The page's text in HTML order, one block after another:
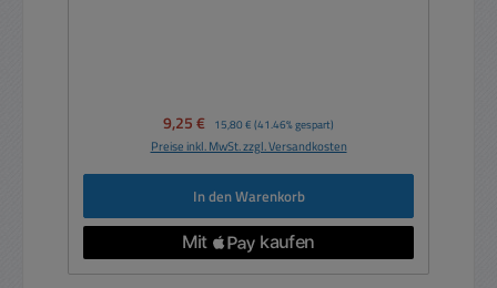
Verkaufspreis:
9,25 € Regulärer Preis:
15,80 € (41.46% gespart)
Preise inkl. MwSt. zzgl. Versandkosten
In den Warenkorb